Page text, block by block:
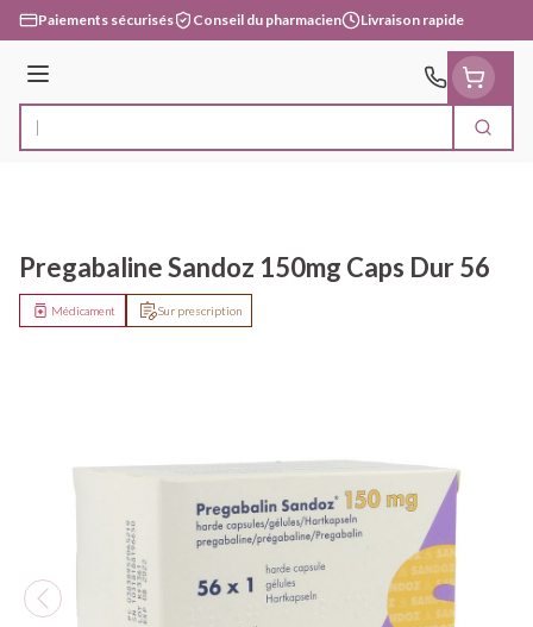
Aller au contenu
Paiements sécurisés Conseil du pharmacien Livraison rapide
Menu
Rechercher
Pregabaline Sandoz 150mg Caps Dur 56
Sur prescription
Médicament